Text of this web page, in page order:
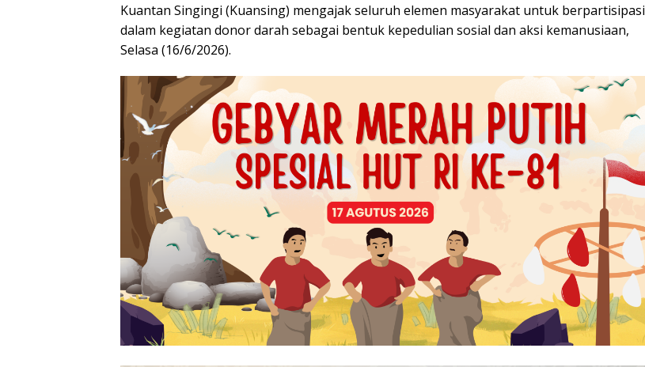
Kuantan Singingi (Kuansing) mengajak seluruh elemen masyarakat untuk berpartisipasi
dalam kegiatan donor darah sebagai bentuk kepedulian sosial dan aksi kemanusiaan,
Selasa (16/6/2026).